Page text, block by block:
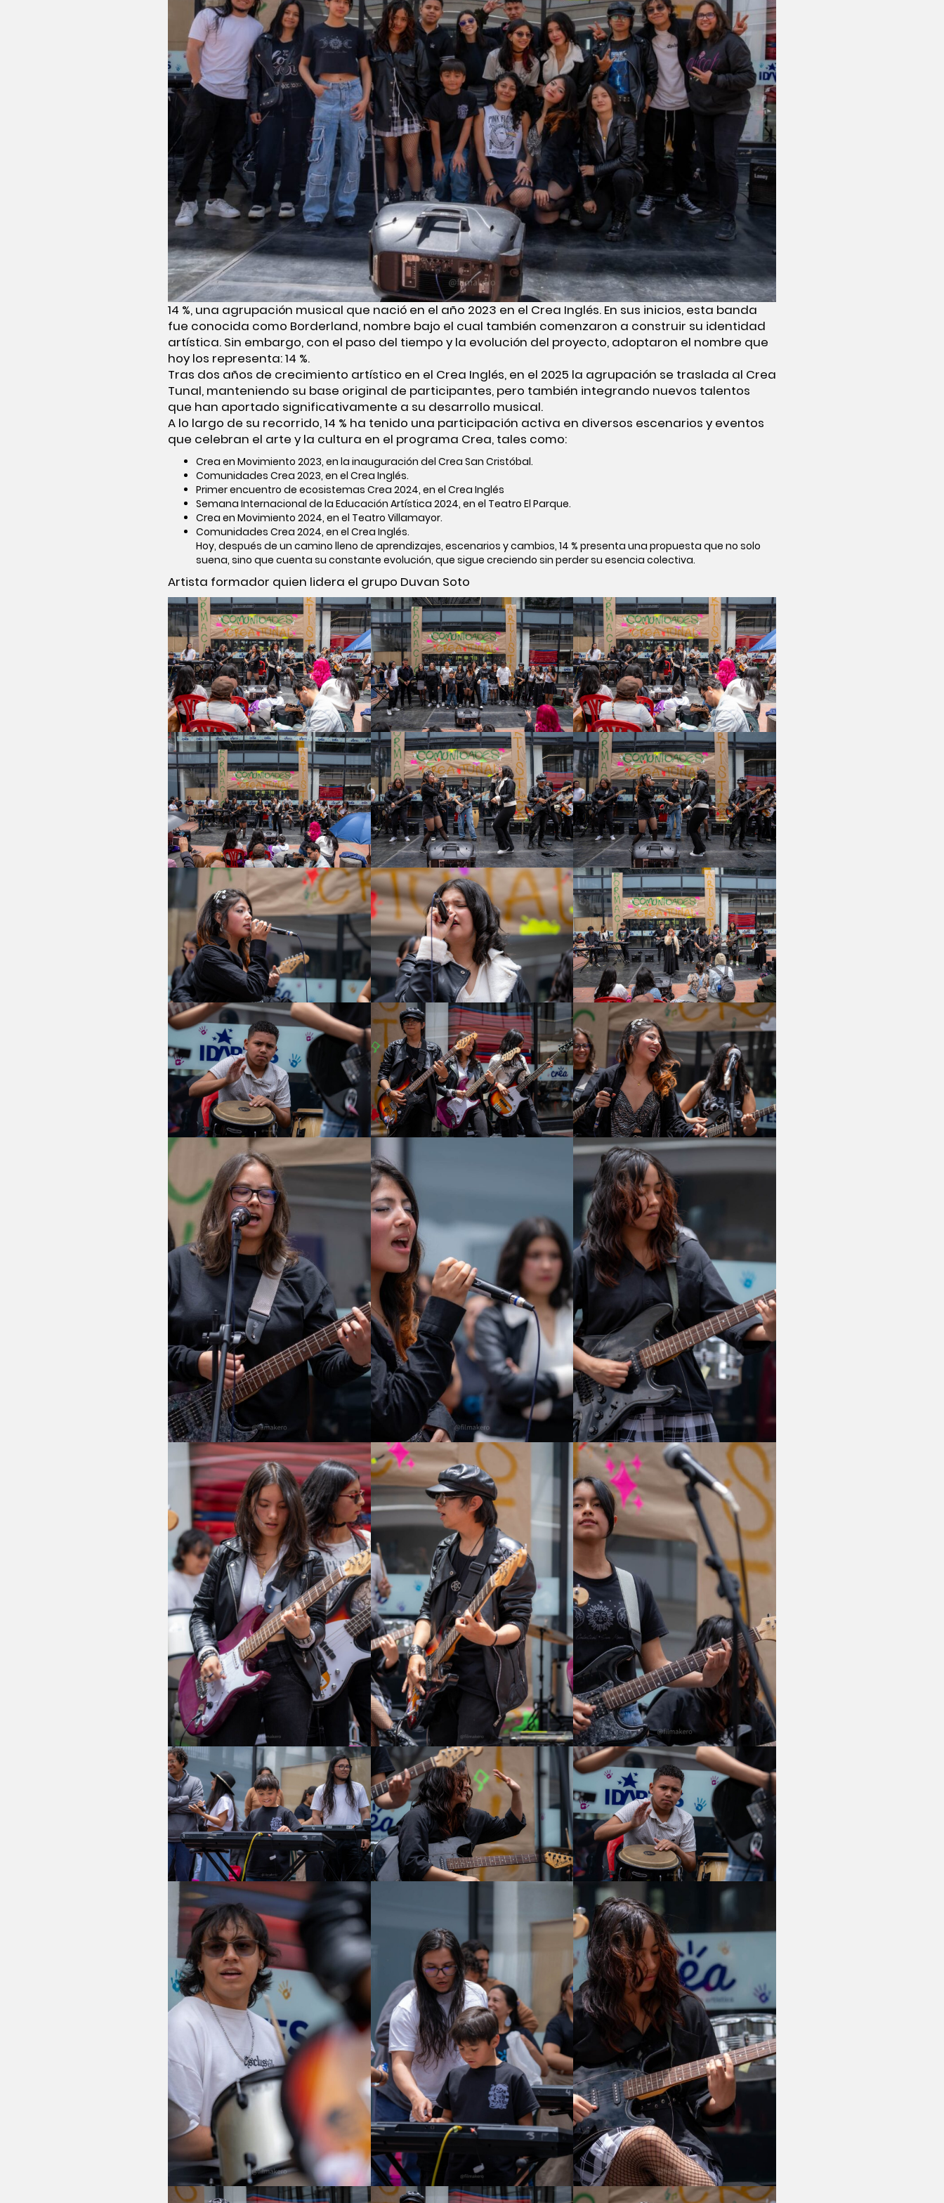
14 %, una agrupación musical que nació en el año 2023 en el Crea Inglés. En sus inicios, esta banda
fue conocida como Borderland, nombre bajo el cual también comenzaron a construir su identidad
artística. Sin embargo, con el paso del tiempo y la evolución del proyecto, adoptaron el nombre que
hoy los representa: 14 %.
Tras dos años de crecimiento artístico en el Crea Inglés, en el 2025 la agrupación se traslada al Crea
Tunal, manteniendo su base original de participantes, pero también integrando nuevos talentos
que han aportado significativamente a su desarrollo musical.
A lo largo de su recorrido, 14 % ha tenido una participación activa en diversos escenarios y eventos
que celebran el arte y la cultura en el programa Crea, tales como:
Crea en Movimiento 2023, en la inauguración del Crea San Cristóbal.
Comunidades Crea 2023, en el Crea Inglés.
Primer encuentro de ecosistemas Crea 2024, en el Crea Inglés
Semana Internacional de la Educación Artística 2024, en el Teatro El Parque.
Crea en Movimiento 2024, en el Teatro Villamayor.
Comunidades Crea 2024, en el Crea Inglés.
Hoy, después de un camino lleno de aprendizajes, escenarios y cambios, 14 % presenta una propuesta que no solo
suena, sino que cuenta su constante evolución, que sigue creciendo sin perder su esencia colectiva.
Artista formador quien lidera el grupo Duvan Soto